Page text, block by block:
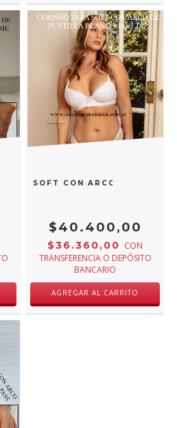
ALMENDRA 103/1 ALME
SOFT CON ARCO DE
$40.400,00
$36.360,00 CON
TRANSFERENCIA O DEPÓSITO
BANCARIO
AGREGAR AL CARRITO